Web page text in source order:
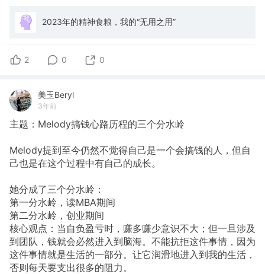
2023年的精神食粮，我的“无用之用”
2 0 0
美玉Beryl
3年前
主题：Melody搞钱心路历程的三个分水岭
Melody提到至今仍然不觉得自己是一个会搞钱的人，但自
己也是在这个过程中有自己的成长。
她分成了三个分水岭：
第一分水岭，读MBA期间
第二分水岭，创业期间
核心观点：当自负盈亏时，赚多赚少意识不大；但一旦涉及
到团队，钱就会必然进入到脑海。不能抗拒这件事情，因为
这件事情就是生活的一部分。让它润滑地进入到我的生活，
否则每天要支出很多的阻力。